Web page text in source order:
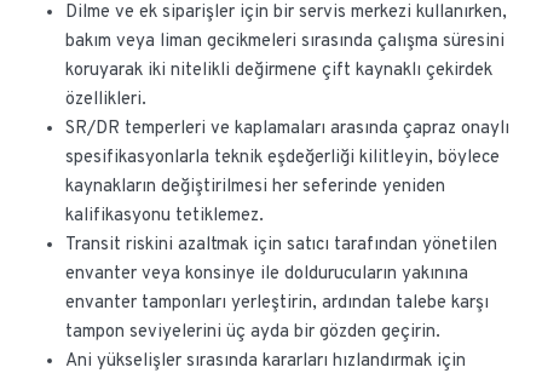
Dilme ve ek siparişler için bir servis merkezi kullanırken,
bakım veya liman gecikmeleri sırasında çalışma süresini
koruyarak iki nitelikli değirmene çift kaynaklı çekirdek
özellikleri.
SR/DR temperleri ve kaplamaları arasında çapraz onaylı
spesifikasyonlarla teknik eşdeğerliği kilitleyin, böylece
kaynakların değiştirilmesi her seferinde yeniden
kalifikasyonu tetiklemez.
Transit riskini azaltmak için satıcı tarafından yönetilen
envanter veya konsinye ile doldurucuların yakınına
envanter tamponları yerleştirin, ardından talebe karşı
tampon seviyelerini üç ayda bir gözden geçirin.
Ani yükselişler sırasında kararları hızlandırmak için